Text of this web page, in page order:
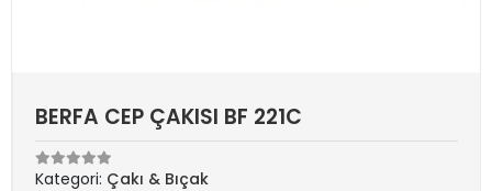
BERFA CEP ÇAKISI BF 221C
Kategori: Çakı & Bıçak